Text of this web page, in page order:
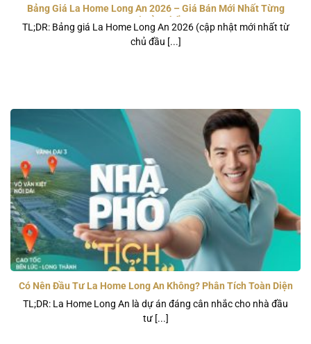
Bảng Giá La Home Long An 2026 – Giá Bán Mới Nhất Từng
Loại Sản Phẩm
TL;DR: Bảng giá La Home Long An 2026 (cập nhật mới nhất từ
chủ đầu [...]
Có Nên Đầu Tư La Home Long An Không? Phân Tích Toàn Diện
Từ Chuyên Gia
TL;DR: La Home Long An là dự án đáng cân nhắc cho nhà đầu
tư [...]